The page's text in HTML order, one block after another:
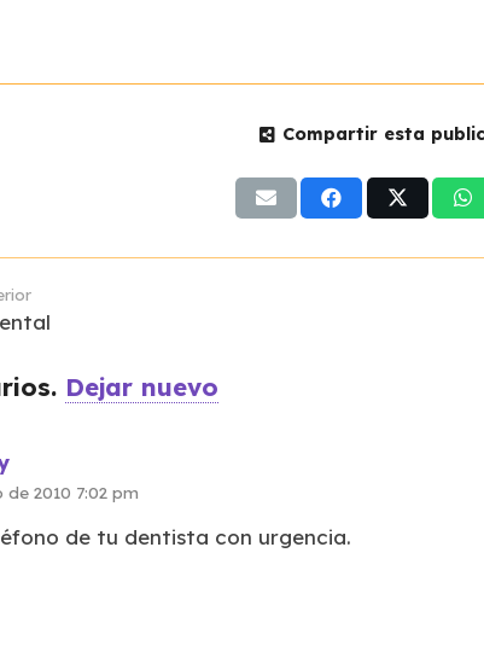
Compartir esta
. Dejar nuevo
de 2010 7:02 pm
de tu dentista con urgencia.